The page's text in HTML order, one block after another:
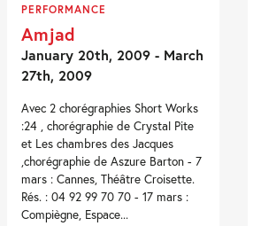
PERFORMANCE
Amjad
January 20th, 2009 - March
27th, 2009
Avec 2 chorégraphies Short Works
:24 , chorégraphie de Crystal Pite
et Les chambres des Jacques
,chorégraphie de Aszure Barton - 7
mars : Cannes, Théâtre Croisette.
Rés. : 04 92 99 70 70 - 17 mars :
Compiègne, Espace...